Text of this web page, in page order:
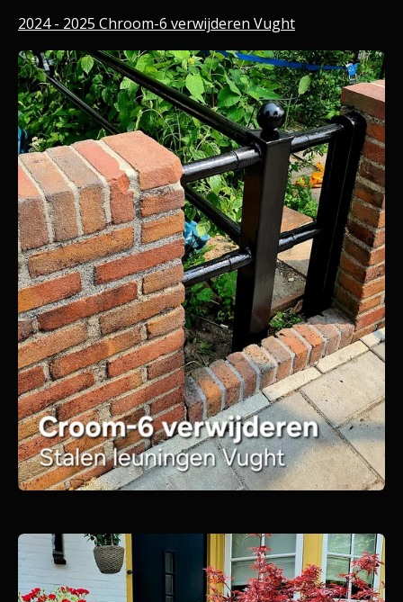
2024 - 2025 Chroom-6 verwijderen Vught